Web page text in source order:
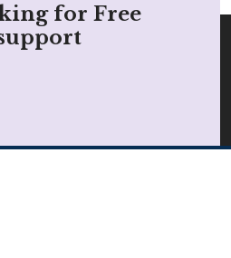
for Free